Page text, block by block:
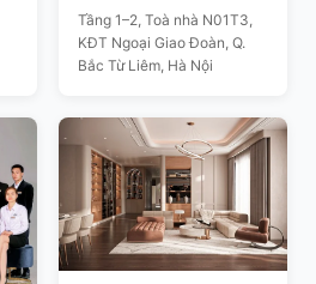
Tầng 1–2, Toà nhà N01T3,
KĐT Ngoại Giao Đoàn, Q.
Bắc Từ Liêm, Hà Nội